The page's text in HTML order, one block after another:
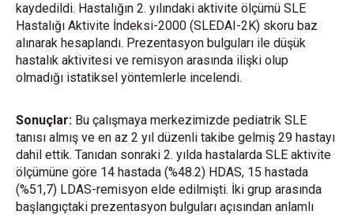
kaydedildi. Hastalığın 2. yılındaki aktivite ölçümü SLE
Hastalığı Aktivite İndeksi-2000 (SLEDAI-2K) skoru baz
alınarak hesaplandı. Prezentasyon bulguları ile düşük
hastalık aktivitesi ve remisyon arasında ilişki olup
olmadığı istatiksel yöntemlerle incelendi.
Sonuçlar: Bu çalışmaya merkezimizde pediatrik SLE
tanısı almış ve en az 2 yıl düzenli takibe gelmiş 29 hastayı
dahil ettik. Tanıdan sonraki 2. yılda hastalarda SLE aktivite
ölçümüne göre 14 hastada (%48.2) HDAS, 15 hastada
(%51,7) LDAS-remisyon elde edilmişti. İki grup arasında
başlangıçtaki prezentasyon bulguları açısından anlamlı